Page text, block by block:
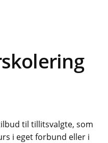
til tillitsvalgte, som
i eget forbund eller i